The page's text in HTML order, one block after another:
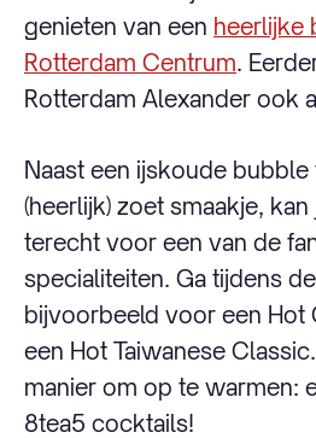
genieten van een heerlijke
Rotterdam Centrum.
Rotterdam Alexander ook
Naast een ijskoude bubble
(heerlijk) zoet smaakje,
terecht voor een van de
specialiteiten. Ga tijdens
bijvoorbeeld voor een Hot
een Hot Taiwanese
manier om op te warmen:
8tea5 cocktails!